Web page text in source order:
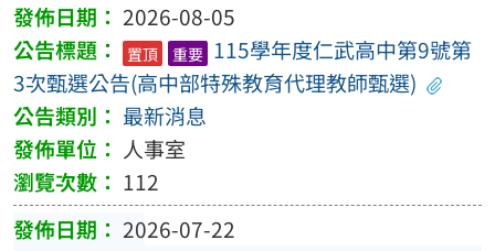
2026-08-05
置頂 重要 115學年度仁武高中第9號第
3次甄選公告(高中部特殊教育代理教師甄選)
最新消息
人事室
112
2026-07-22